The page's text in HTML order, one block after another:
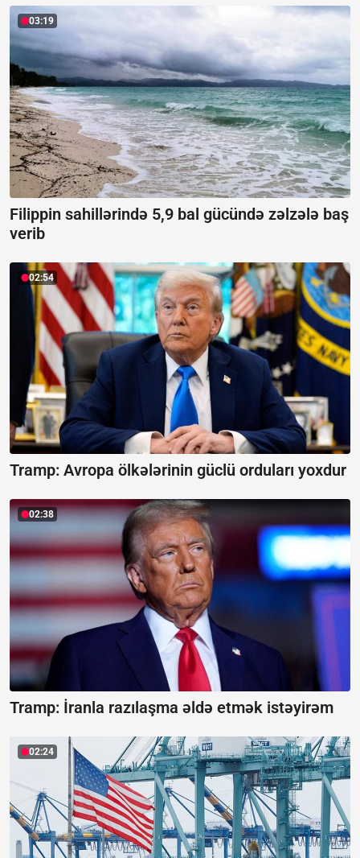
03:19
Filippin sahillərində 5,9 bal gücündə zəlzələ baş
verib
02:54
Tramp: Avropa ölkələrinin güclü orduları yoxdur
02:38
Tramp: İranla razılaşma əldə etmək istəyirəm
02:24